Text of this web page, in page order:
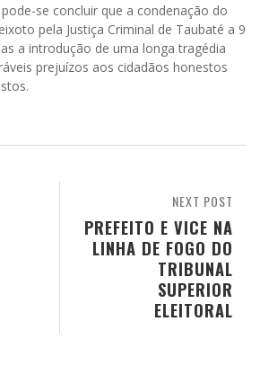
se concluir que a condenação do
pela Justiça Criminal de Taubaté a 9
a introdução de uma longa tragédia
prejuízos aos cidadãos honestos
NEXT POST
PREFEITO E VICE NA
LINHA DE FOGO DO
TRIBUNAL
SUPERIOR
ELEITORAL